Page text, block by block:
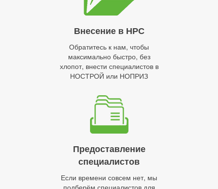
Внесение в НРС
Обратитесь к нам, чтобы
максимально быстро, без
хлопот, внести специалистов в
НОСТРОЙ или НОПРИЗ
Предоставление
специалистов
Если времени совсем нет, мы